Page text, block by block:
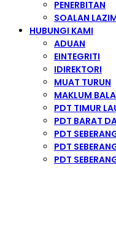
PENERBITAN
SOALAN
HUBUNGI KAMI
ADUAN
EINTEGRITI
IDIREKTORI
MUAT TURUN
MAKLUM
PDT TIMUR
PDT BARAT
PDT
PDT
PDT